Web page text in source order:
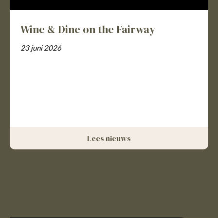
Wine & Dine on the Fairway
23 juni 2026
Lees nieuws